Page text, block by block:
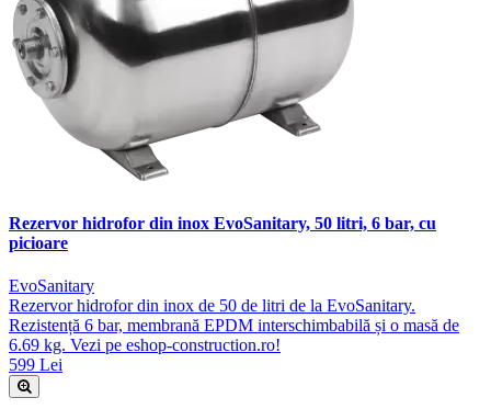
Rezervor hidrofor din inox EvoSanitary, 50 litri, 6 bar, cu
picioare
EvoSanitary
Rezervor hidrofor din inox de 50 de litri de la EvoSanitary.
Rezistență 6 bar, membrană EPDM interschimbabilă și o masă de
6.69 kg. Vezi pe eshop-construction.ro!
599 Lei